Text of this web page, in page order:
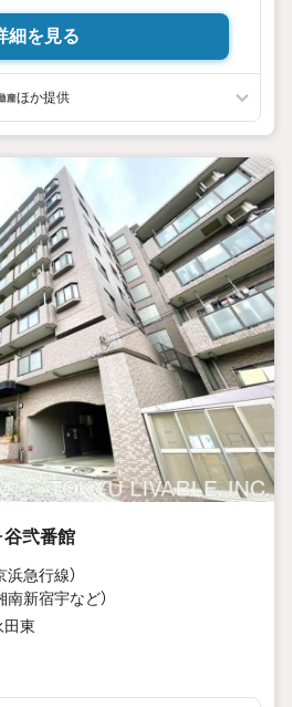
情報館にお気軽にご相談ください。
火曜・水曜（祝日の場合は営業いた
問い合わせは上記時間内ですとスムー
中
試算やご購入の際にかかる諸費用の
しっかりとした資金計画のアドバイ
、お気軽にご相談ください。
-にお引越しをしてからも安心して住
永く誠実に努めさせて頂きます。
たら、物件のご紹介だけではなく、
お家の事ならなんでもご相談いただ
ながら誠心誠意、全力でサポートさ
たライフプランのご提案をさせてい
。
細を見る
ほか提供
谷弐番館
浜急行線）
南新宿宇など）
田東